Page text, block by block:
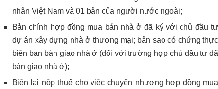
nhân Việt Nam và 01 bản của người nước ngoài;
Bản chính hợp đồng mua bán nhà ở đã ký với chủ đầu tư
dự án xây dựng nhà ở thương mại; bản sao có chứng thực
biên bản bàn giao nhà ở (đối với trường hợp chủ đầu tư đã
bàn giao nhà ở);
Biên lai nộp thuế cho việc chuyển nhượng hợp đồng mua